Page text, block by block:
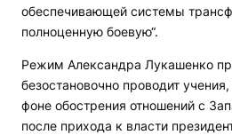
обеспечивающей системы
полноценную боевую“.
Режим Александра Лукашенко
безостановочно проводит
фоне обострения отношений с
после прихода к власти